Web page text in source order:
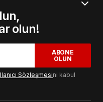
olun!
ABONE
OLUN
Sözleşmesini kabul